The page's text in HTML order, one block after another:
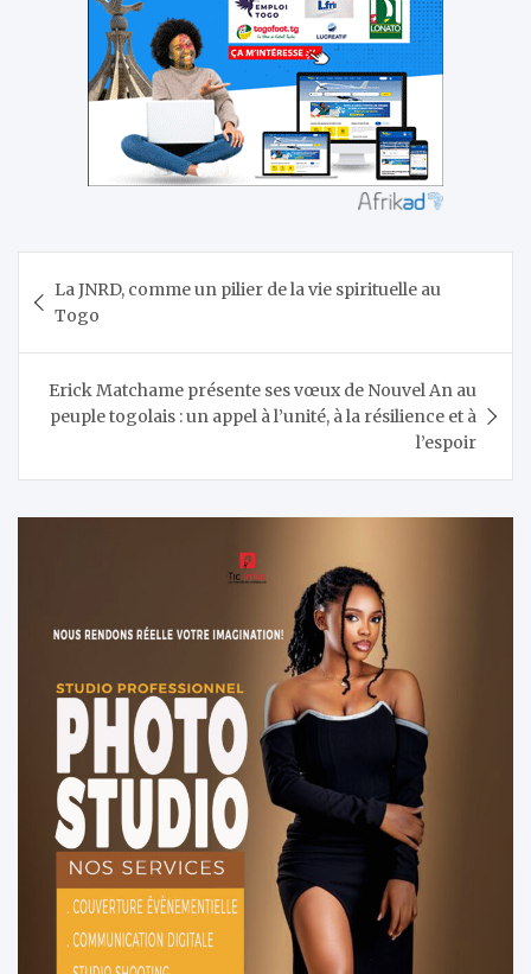
de
l’article
La JNRD, comme un pilier de la vie spirituelle au
Togo
Erick Matchame présente ses vœux de Nouvel An au
peuple togolais : un appel à l’unité, à la résilience et à
l’espoir